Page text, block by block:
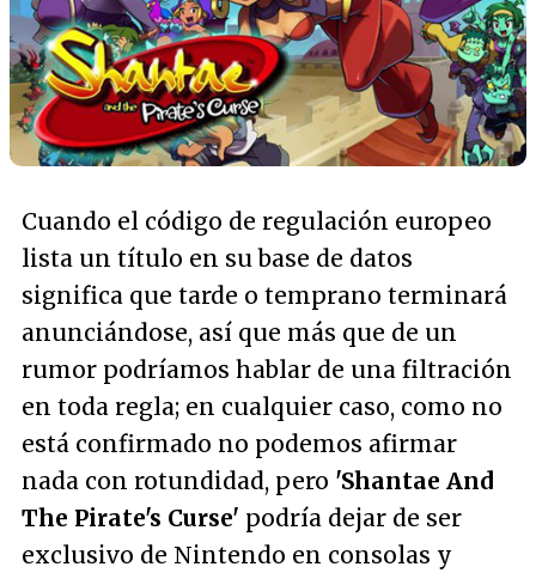
Cuando el código de regulación europeo
lista un título en su base de datos
significa que tarde o temprano terminará
anunciándose, así que más que de un
rumor podríamos hablar de una filtración
en toda regla; en cualquier caso, como no
está confirmado no podemos afirmar
nada con rotundidad, pero 'Shantae And
The Pirate's Curse' podría dejar de ser
exclusivo de Nintendo en consolas y